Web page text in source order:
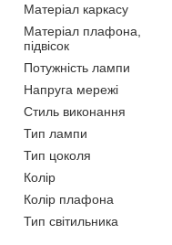
Матеріал каркасу
Матеріал плафона,
підвісок
Потужність лампи
Напруга мережі
Стиль виконання
Тип лампи
Тип цоколя
Колір
Колір плафона
Тип світильника